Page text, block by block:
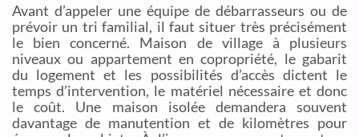
Avant d’appeler une équipe de débarrasseurs ou de
prévoir un tri familial, il faut situer très précisément
le bien concerné. Maison de village à plusieurs
niveaux ou appartement en copropriété, le gabarit
du logement et les possibilités d’accès dictent le
temps d’intervention, le matériel nécessaire et donc
le coût. Une maison isolée demandera souvent
davantage de manutention et de kilomètres pour